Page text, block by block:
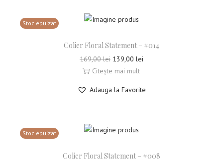
Stoc epuizat
Colier Floral Statement – #014
169,00lei 139,00 lei
Citește mai mult
Adauga la Favorite
Stoc epuizat
Colier Floral Statement – #008